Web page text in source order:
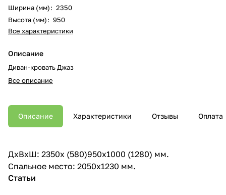
Ширина (мм): 2350
Высота (мм): 950
Все характеристики
Описание
Диван-кровать Джаз
Все описание
Описание Характеристики Отзывы Оплата
ДхВхШ: 2350х (580)950х1000 (1280) мм.
Спальное место: 2050х1230 мм.
Статьи